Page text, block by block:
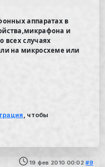
аппаратах в
и
всех случаях
на микросхеме или
, чтобы
19 фев 2010 00:02 #9